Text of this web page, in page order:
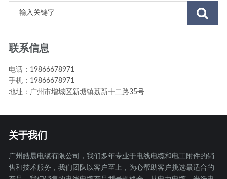
联系信息
电话：19866678971
手机：19866678971
地址：广州市增城区新塘镇荔新十二路35号
关于我们
广州皓晨电缆有限公司，我们多年专业于电线电缆和电工附件的销
售和技术服务，我们团队以客户至上，为心帮助客户挑选最适合的